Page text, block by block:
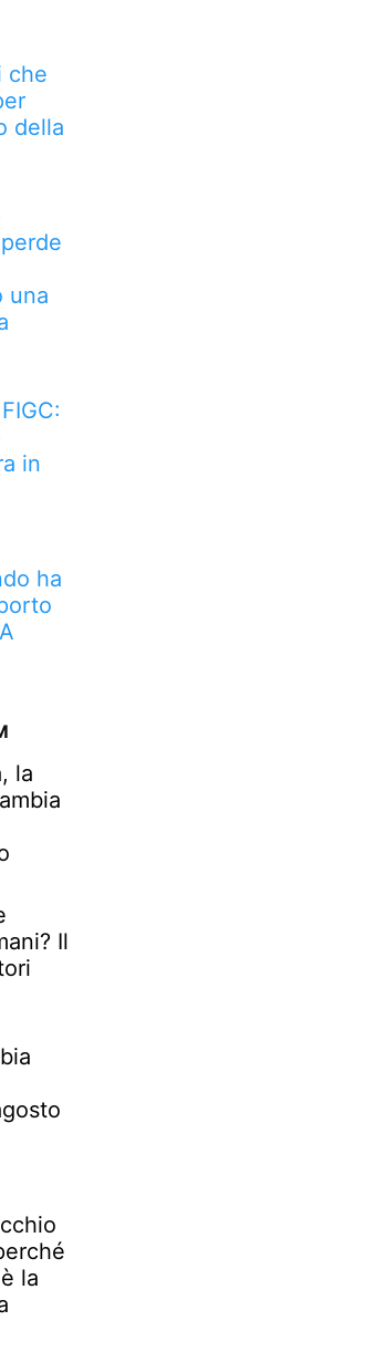
che
della
una
in
ha
la
Il
la